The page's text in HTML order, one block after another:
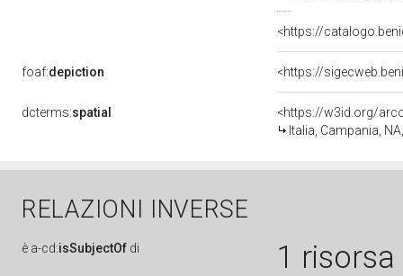
<https://
foaf:depiction <https://
dcterms:spatial
<https://w3id.org/
Italia, Campania,
RELAZIONI INVERSE
è a-cd:isSubjectOf di 1 risorsa